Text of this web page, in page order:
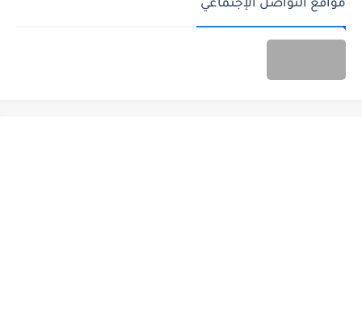
مواقع التواصل الإجتماعي